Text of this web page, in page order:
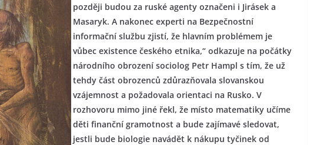
později budou za ruské agenty označeni i Jirásek a
Masaryk. A nakonec experti na Bezpečnostní
informační službu zjistí, že hlavním problémem je
vůbec existence českého etnika,“ odkazuje na počátky
národního obrození sociolog Petr Hampl s tím, že už
tehdy část obrozenců zdůrazňovala slovanskou
vzájemnost a požadovala orientaci na Rusko. V
rozhovoru mimo jiné řekl, že místo matematiky učíme
děti finanční gramotnost a bude zajímavé sledovat,
jestli bude biologie navádět k nákupu tyčinek od